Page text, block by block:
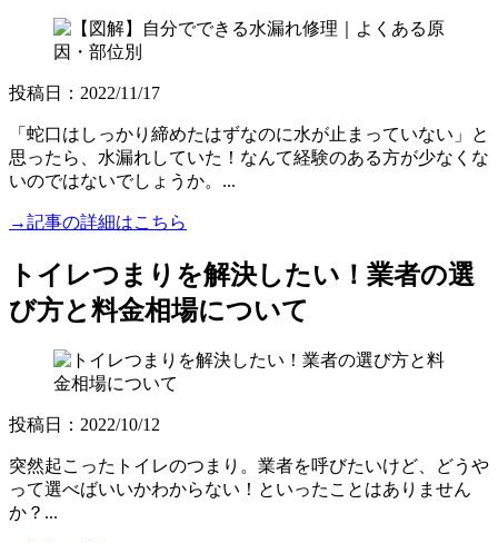
投稿日：2022/11/17
「蛇口はしっかり締めたはずなのに水が止まっていない」と
思ったら、水漏れしていた！なんて経験のある方が少なくな
いのではないでしょうか。...
→記事の詳細はこちら
トイレつまりを解決したい！業者の選
び方と料金相場について
投稿日：2022/10/12
突然起こったトイレのつまり。業者を呼びたいけど、どうや
って選べばいいかわからない！といったことはありません
か？...